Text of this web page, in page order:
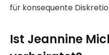
für konsequente
Ist Jeannine